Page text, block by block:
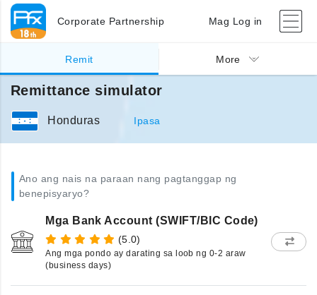
Corporate Partnership Mag Log in
Remit More
Remittance simulator
Honduras Ipasa
Ano ang nais na paraan nang pagtanggap ng
benepisyaryo?
Mga Bank Account (SWIFT/BIC Code)
(5.0)
Ang mga pondo ay darating sa loob ng 0-2 araw
(business days)